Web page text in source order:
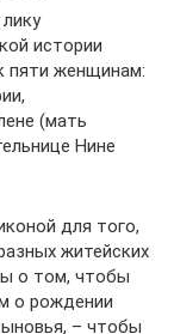
истории
пяти женщинам:
(мать
Нине
для того,
житейских
о том, чтобы
о рождении
– чтобы